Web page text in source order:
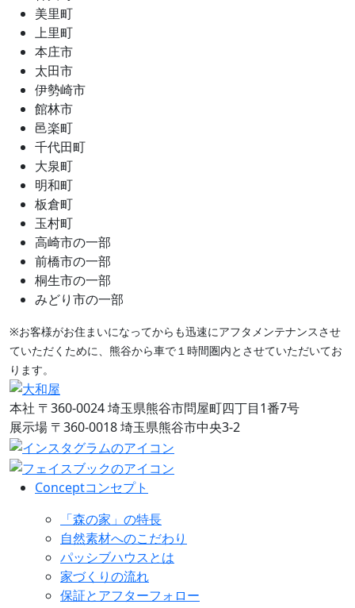
美里町
上里町
本庄市
太田市
伊勢崎市
館林市
邑楽町
千代田町
大泉町
明和町
板倉町
玉村町
高崎市の一部
前橋市の一部
桐生市の一部
みどり市の一部
※お客様がお住まいになってからも迅速にアフタメンテナンスさせ
ていただくために、熊谷から車で１時間圏内とさせていただいてお
ります。
本社 〒360-0024 埼玉県熊谷市問屋町四丁目1番7号
展示場 〒360-0018 埼玉県熊谷市中央3-2
Conceptコンセプト
「森の家」の特長
自然素材へのこだわり
パッシブハウスとは
家づくりの流れ
保証とアフターフォロー